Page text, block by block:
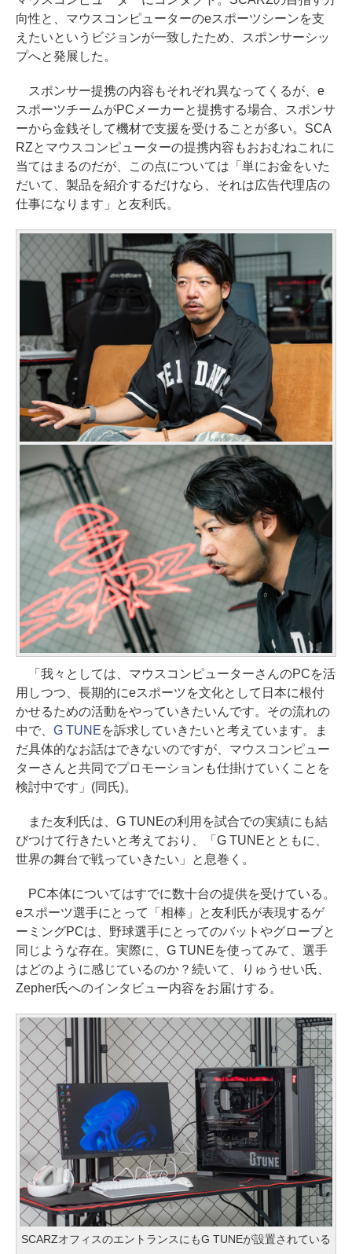
向性と、マウスコンピューターのeスポーツシーンを支
えたいというビジョンが一致したため、スポンサーシッ
プへと発展した。
スポンサー提携の内容もそれぞれ異なってくるが、e
スポーツチームがPCメーカーと提携する場合、スポンサ
ーから金銭そして機材で支援を受けることが多い。SCA
RZとマウスコンピューターの提携内容もおおむねこれに
当てはまるのだが、この点については「単にお金をいた
だいて、製品を紹介するだけなら、それは広告代理店の
仕事になります」と友利氏。
「我々としては、マウスコンピューターさんのPCを活
用しつつ、長期的にeスポーツを文化として日本に根付
かせるための活動をやっていきたいんです。その流れの
中で、 G TUNEを訴求していきたいと考えています。ま
だ具体的なお話はできないのですが、マウスコンピュー
ターさんと共同でプロモーションも仕掛けていくことを
検討中です」(同氏)。
また友利氏は、G TUNEの利用を試合での実績にも結
びつけて行きたいと考えており、「G TUNEとともに、
世界の舞台で戦っていきたい」と息巻く。
PC本体についてはすでに数十台の提供を受けている。
eスポーツ選手にとって「相棒」と友利氏が表現するゲ
ーミングPCは、野球選手にとってのバットやグローブと
同じような存在。実際に、G TUNEを使ってみて、選手
はどのように感じているのか？続いて、りゅうせい氏、
Zepher氏へのインタビュー内容をお届けする。
SCARZオフィスのエントランスにもG TUNEが設置されている